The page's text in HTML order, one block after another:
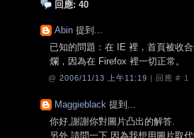
回應: 40
Abin 提到...
已知的問題：在 IE 裡，首頁被收
爛，因為在 Firefox 裡一切正常。
@ 2006/11/13 上午11:19 | 回應 # 1
Maggieblack 提到...
你好,謝謝你對圖片凸出的解答.
另外.請問一下,因為我想用圖片取